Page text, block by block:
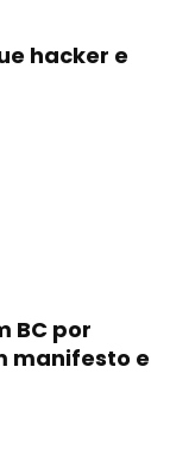
hacker e
BC por
manifesto e